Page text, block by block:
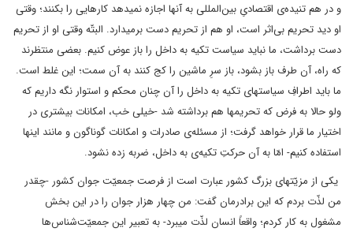
و در هم تنیده‌ی اقتصادیِ بین‌المللی به آنها اجازه نمیدهد کارهایی را بکنند؛ وقتی
او دید تحریم بی‌اثر است، او هم از تحریم دست برمیدارد. البتّه وقتی او از تحریم
دست برداشت، ما نباید سیاست تکیه به داخل را باز عوض کنیم. بعضی منتظرند
که راه، آن طرف باز بشود، باز سرِ ماشین را کج کنند به آن سمت؛ این غلط است.
ما باید اطرافِ سیاستهای تکیه به داخل را آن چنان محکم و استوار نگه داریم که
ولو حالا به فرض که تحریمها هم برداشته شد -خیلی خب، امکانات بیشتری در
اختیار ما قرار خواهد گرفت؛ از مسئله‌ی صادرات و امکانات گوناگون و مانند اینها‌
استفاده کنیم- امّا به آن حرکتِ تکیه‌ی به داخل، ضربه‌ زده نشود.
یکی از مزیّتهای بزرگ کشور عبارت است از فرصت جمعیّت جوان کشور -چقدر
من لذّت بردم که این برادرمان گفت: من چهار هزار جوان را در این بخش
مشغول به کار کردم؛ واقعاً انسان لذّت میبرد- به تعبیر این جمعیّت‌شناس‌ها